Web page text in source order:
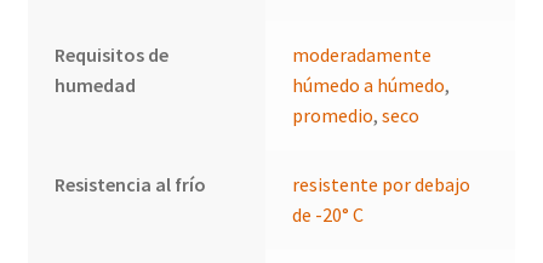
Requisitos de
humedad
moderadamente
húmedo a húmedo,
promedio,seco
Resistencia al frío
resistente por debajo
de -20° C